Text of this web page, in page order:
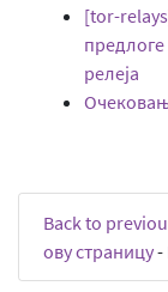
[tor-
предлоге
релеја
Back to
ову страницу-